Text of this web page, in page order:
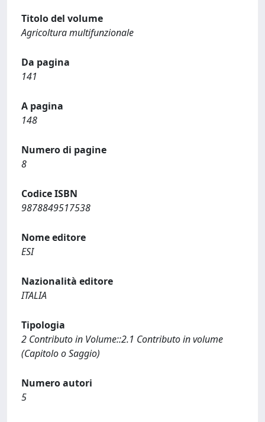
Titolo del volume
Agricoltura multifunzionale
Da pagina
141
A pagina
148
Numero di pagine
8
Codice ISBN
9878849517538
Nome editore
ESI
Nazionalità editore
ITALIA
Tipologia
2 Contributo in Volume::2.1 Contributo in volume
(Capitolo o Saggio)
Numero autori
5